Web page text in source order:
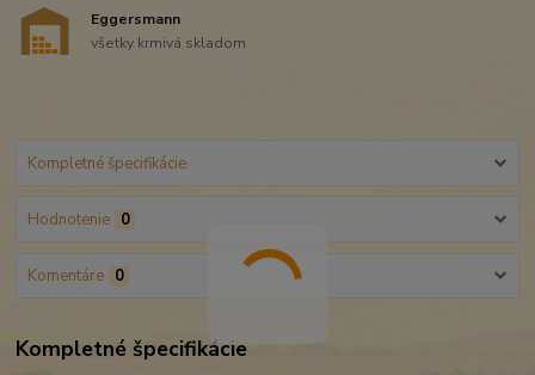
Eggersmann
všetky krmivá skladom
Kompletné špecifikácie
Hodnotenie 0
Komentáre 0
Kompletné špecifikácie